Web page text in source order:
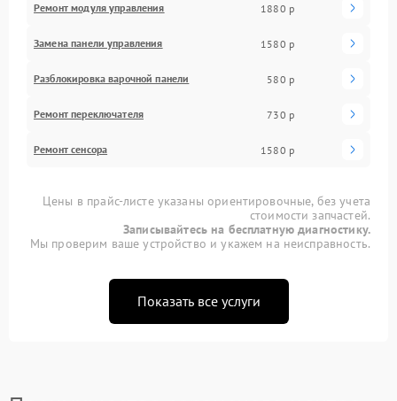
Ремонт модуля управления 1880 р
Замена панели управления 1580 р
Разблокировка варочной панели 580 р
Ремонт переключателя 730 р
Ремонт сенсора 1580 р
Цены в прайс-листе указаны ориентировочные, без учета
стоимости запчастей.
Записывайтесь на бесплатную диагностику.
Мы проверим ваше устройство и укажем на неисправность.
Показать все услуги